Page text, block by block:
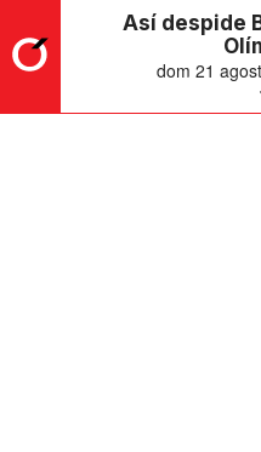
Así despide
dom 21